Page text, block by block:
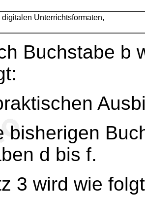
Unterrichtsformaten,
Buchstabe b
bisherigen
d bis f.
3 wird wie